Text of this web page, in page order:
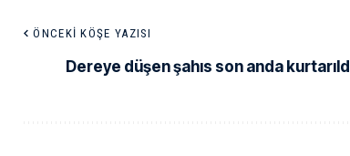
ÖNCEKI KÖŞE YAZISI
Dereye düşen şahıs son anda